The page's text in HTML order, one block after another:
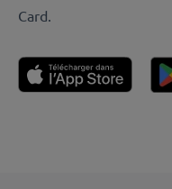
Card.